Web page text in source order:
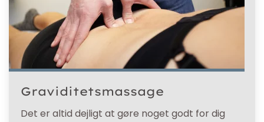
Graviditetsmassage
Det er altid dejligt at gøre noget godt for dig